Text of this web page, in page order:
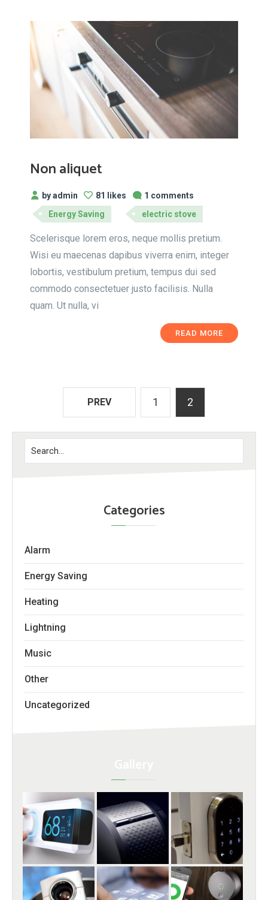
Categories
Alarm
Energy Saving
Heating
Lightning
Music
Other
Uncategorized
Non aliquet
by admin 81 likes
1 comments
Energy Saving
electric stove
Scelerisque lorem eros, neque mollis pretium.
Wisi eu maecenas dapibus viverra enim, integer
lobortis, vestibulum pretium, tempus dui sed
commodo consectetuer justo facilisis. Nulla
quam. Ut nulla, vi
READ MORE
PREV 1 2